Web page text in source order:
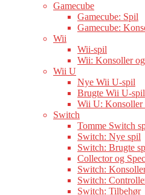
Gamecube
Gamecube: Spil
Gamecube:
Wii
Wii-spil
Wii: Konsoller
Wii U
Nye Wii U-spil
Brugte Wii U-spil
Wii U: Konsoller
Switch
Tomme Switch
Switch: Nye spil
Switch: Brugte
Collector og
Switch:
Switch:
Switch: Tilbehør